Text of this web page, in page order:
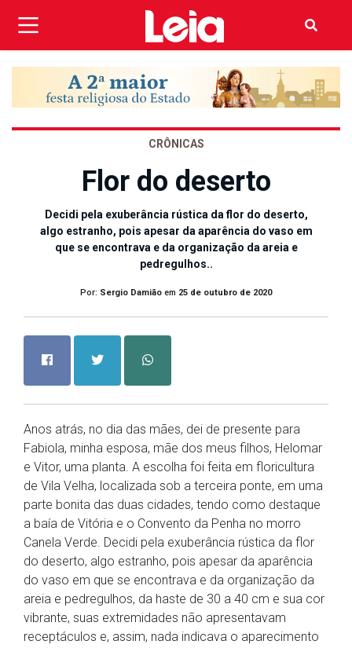
CRÔNICAS
Flor do deserto
Decidi pela exuberância rústica da flor do deserto,
algo estranho, pois apesar da aparência do vaso em
que se encontrava e da organização da areia e
pedregulhos..
Por: Sergio Damião em 25 de outubro de 2020
Anos atrás, no dia das mães, dei de presente para
Fabiola, minha esposa, mãe dos meus filhos, Helomar
e Vitor, uma planta. A escolha foi feita em floricultura
de Vila Velha, localizada sob a terceira ponte, em uma
parte bonita das duas cidades, tendo como destaque
a baía de Vitória e o Convento da Penha no morro
Canela Verde. Decidi pela exuberância rústica da flor
do deserto, algo estranho, pois apesar da aparência
do vaso em que se encontrava e da organização da
areia e pedregulhos, da haste de 30 a 40 cm e sua cor
vibrante, suas extremidades não apresentavam
receptáculos e, assim, nada indicava o aparecimento